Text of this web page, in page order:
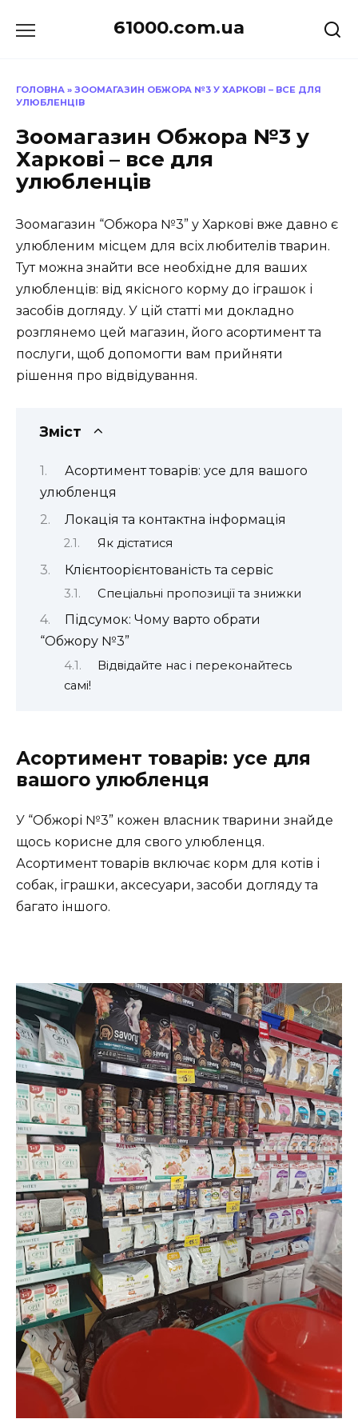
до
61000.com.ua
ГОЛОВНА » ЗООМАГАЗИН ОБЖОРА №3 У ХАРКОВІ – ВСЕ ДЛЯ
УЛЮБЛЕНЦІВ
Зоомагазин Обжора №3 у
Харкові – все для
улюбленців
Зоомагазин “Обжора №3” у Харкові вже давно є
улюбленим місцем для всіх любителів тварин.
Тут можна знайти все необхідне для ваших
улюбленців: від якісного корму до іграшок і
засобів догляду. У цій статті ми докладно
розглянемо цей магазин, його асортимент та
послуги, щоб допомогти вам прийняти
рішення про відвідування.
Зміст
Асортимент товарів: усе для вашого
улюбленця
Локація та контактна інформація
Як дістатися
Клієнтоорієнтованість та сервіс
Спеціальні пропозиції та знижки
Підсумок: Чому варто обрати
“Обжору №3”
Відвідайте нас і переконайтесь
самі!
Асортимент товарів: усе для
вашого улюбленця
У “Обжорі №3” кожен власник тварини знайде
щось корисне для свого улюбленця.
Асортимент товарів включає корм для котів і
собак, іграшки, аксесуари, засоби догляду та
багато іншого.